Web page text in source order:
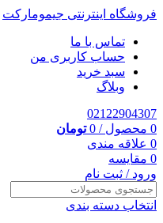
فروشگاه اینترنتی جیمومارکت
تماس با ما
حساب کاربری من
سبد خرید
وبلاگ
02122904307
0 محصول /
0 تومان
0 علاقه مندی
0 مقایسه
ورود / ثبت نام
انتخاب دسته بندی